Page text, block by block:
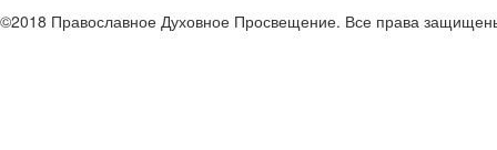
©2018 Православное Духовное Просвещение. Все права